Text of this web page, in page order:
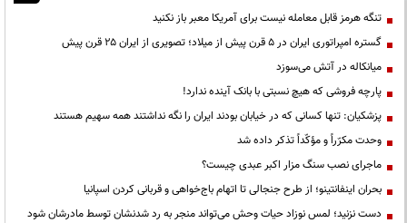
تنگه هرمز قابل معامله نیست برای آمریکا معبر باز نکنید
گستره امپراتوری ایران در ۵ قرن پیش از میلاد؛ تصویری از ایران ۲۵ قرن پیش
میانکاله در آتش می‌سوزد
پارچه فروشی که هیچ نسبتی با بانک آینده ندارد!
پزشکیان: تنها کسانی که در خیابان بودند ایران را نگه نداشتند همه سهیم هستند
وحدت مکرّراً و مؤکّداً تذکر داده شد
ماجرای نصب سنگ مزار اکبر عبدی چیست؟
بحران اینفانتینو؛ از طرح جنجالی تا اتهام باج‌خواهی و قربانی کردن اسپانیا
دست نزنید؛ لمس نوزاد حیات وحش می‌تواند منجر به رد شدنشان توسط مادرشان شود